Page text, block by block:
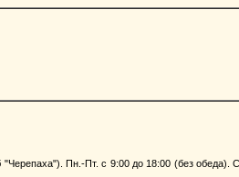
"Черепаха"). Пн.-Пт. с 9:00 до 18:00 (без